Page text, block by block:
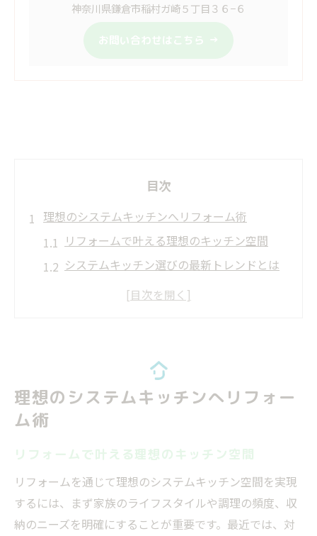
神奈川県鎌倉市稲村ガ崎５丁目３６−６
お問い合わせはこちら
目次
理想のシステムキッチンへリフォーム術
リフォームで叶える理想のキッチン空間
システムキッチン選びの最新トレンドとは
リフォーム成功のための計画づくりポイン
リフォーム時に注意すべき失敗例と対策
システムキッチン選びで後悔しない方法
リフォームで後悔しないキッチン選びポイ
システムキッチン比較で重視すべき視点
ショールーム活用のリフォーム体験談
リフォーム後の使い勝手と収納力の確認法
失敗例に学ぶリフォーム注意点まとめ
理想のシステムキッチンへリフォー
ム術
リフォームで叶える理想のキッチン空間
リフォームを通じて理想のシステムキッチン空間を実現
するには、まず家族のライフスタイルや調理の頻度、収
納のニーズを明確にすることが重要です。最近では、対